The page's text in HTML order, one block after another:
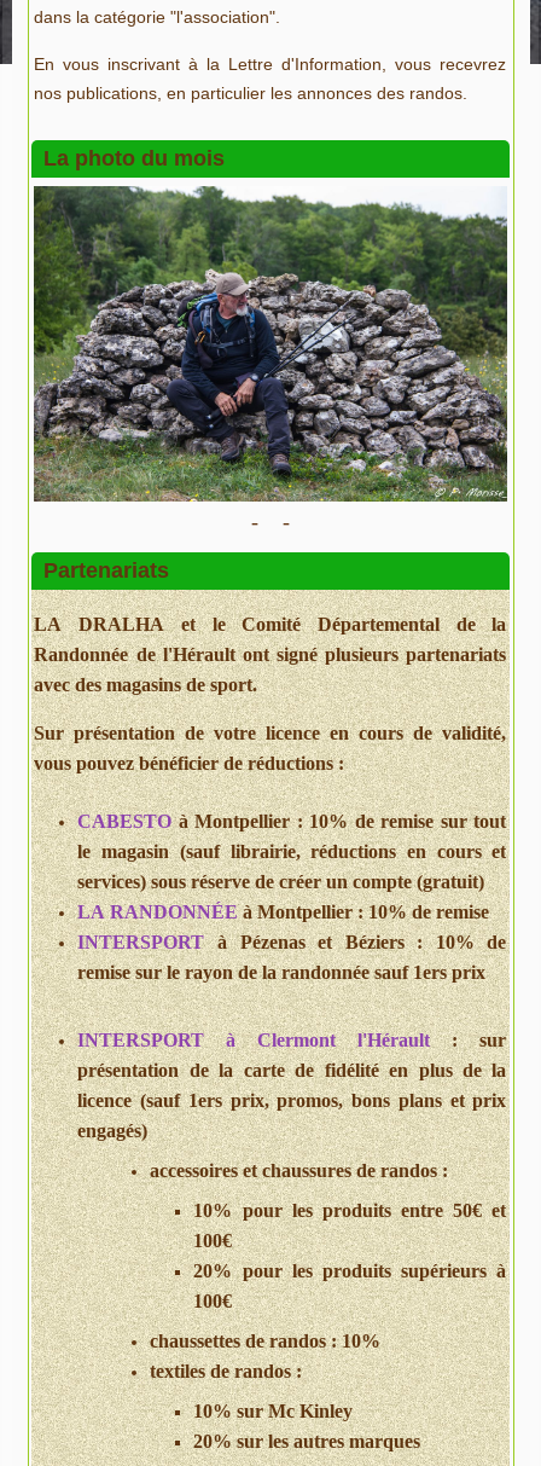
dans la catégorie "l'association".
En vous inscrivant à la Lettre d'Information, vous recevrez
nos publications, en particulier les annonces des randos.
La photo du mois
- -
Partenariats
LA DRALHA et le Comité Départemental de la
Randonnée de l'Hérault ont signé plusieurs partenariats
avec des magasins de sport.
Sur présentation de votre licence en cours de validité,
vous pouvez bénéficier de réductions :
CABESTOà Montpellier : 10% de remise sur tout
le magasin (sauf librairie, réductions en cours et
services) sous réserve de créer un compte (gratuit)
LA RANDONNÉEà Montpellier : 10% de remise
INTERSPORTà Pézenas et Béziers : 10% de
remise sur le rayon de la randonnée sauf 1ers prix
INTERSPORTà Clermont l'Hérault: sur
présentation de la carte de fidélité en plus de la
licence (sauf 1ers prix, promos, bons plans et prix
engagés)
accessoires et chaussures de randos :
10% pour les produits entre 50€ et
100€
20% pour les produits supérieurs à
100€
chaussettes de randos : 10%
textiles de randos :
10% sur Mc Kinley
20% sur les autres marques